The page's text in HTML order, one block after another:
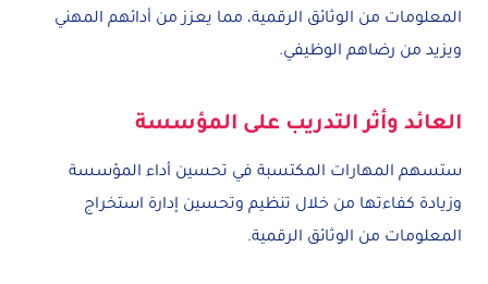
المعلومات من الوثائق الرقمية، مما يعزز من أدائهم المهني
ويزيد من رضاهم الوظيفي.
العائد وأثر التدريب على المؤسسة
ستسهم المهارات المكتسبة في تحسين أداء المؤسسة
وزيادة كفاءتها من خلال تنظيم وتحسين إدارة استخراج
المعلومات من الوثائق الرقمية.